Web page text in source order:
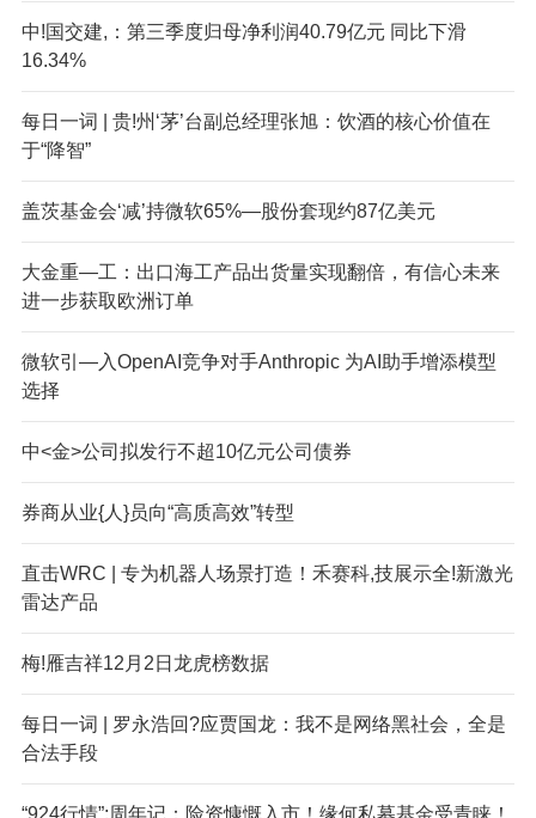
中!国交建,：第三季度归母净利润40.79亿元 同比下滑
16.34%
每日一词 | 贵!州‘茅’台副总经理张旭：饮酒的核心价值在
于“降智”
盖茨基金会‘减’持微软65%—股份套现约87亿美元
大金重—工：出口海工产品出货量实现翻倍，有信心未来
进一步获取欧洲订单
微软引—入OpenAI竞争对手Anthropic 为AI助手增添模型
选择
中<金>公司拟发行不超10亿元公司债券
券商从业{人}员向“高质高效”转型
直击WRC | 专为机器人场景打造！禾赛科,技展示全!新激光
雷达产品
梅!雁吉祥12月2日龙虎榜数据
每日一词 | 罗永浩回?应贾国龙：我不是网络黑社会，全是
合法手段
“924行情”:周年记：险资慷慨入市！缘何私募基金受青睐！